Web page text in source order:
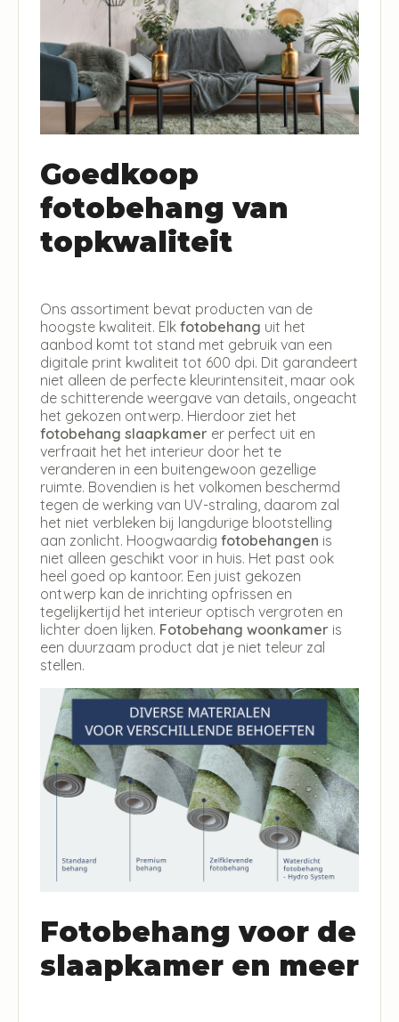
Goedkoop
fotobehang van
topkwaliteit
Ons assortiment bevat producten van de
hoogste kwaliteit. Elk fotobehang uit het
aanbod komt tot stand met gebruik van een
digitale print kwaliteit tot 600 dpi. Dit garandeert
niet alleen de perfecte kleurintensiteit, maar ook
de schitterende weergave van details, ongeacht
het gekozen ontwerp. Hierdoor ziet het
fotobehang slaapkamer er perfect uit en
verfraait het het interieur door het te
veranderen in een buitengewoon gezellige
ruimte. Bovendien is het volkomen beschermd
tegen de werking van UV-straling, daarom zal
het niet verbleken bij langdurige blootstelling
aan zonlicht. Hoogwaardig fotobehangen is
niet alleen geschikt voor in huis. Het past ook
heel goed op kantoor. Een juist gekozen
ontwerp kan de inrichting opfrissen en
tegelijkertijd het interieur optisch vergroten en
lichter doen lijken. Fotobehang woonkamer is
een duurzaam product dat je niet teleur zal
stellen.
Fotobehang voor de
slaapkamer en meer